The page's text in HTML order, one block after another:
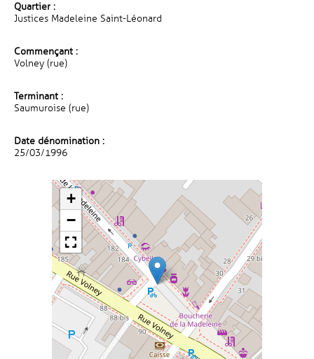
Quartier :
Justices Madeleine Saint-Léonard
Commençant :
Volney (rue)
Terminant :
Saumuroise (rue)
Date dénomination :
25/03/1996
+
−